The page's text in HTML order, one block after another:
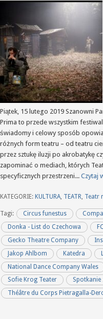
Piątek, 15 lutego 2019 Szanowni
Prima to przede wszystkim
świadomy i celowy sposób
różnych form teatru – od teatru
przez sztukę iluzji po akrobatykę
zapominać o mediach, których
specyficznych przestrzeni... Czytaj
KATEGORIE: KULTURA, TEATR, Teatr
Tagi: Circus funestus
Donka - List do Czechowa
Gecko Theatre Company
Jakop Ahlbom
Katedra
National Dance Company Wales
Sofie Krog Teater
Spotkanie
Théâtre du Corps Pietragalla-